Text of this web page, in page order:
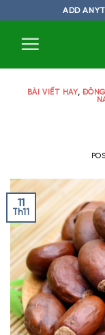
content
ADD
BÀI VIẾT HAY,
11
Th11